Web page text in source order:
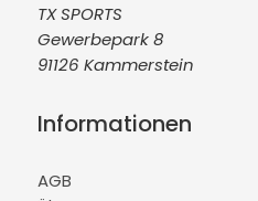
TX SPORTS
Gewerbepark 8
91126 Kammerstein
Informationen
AGB